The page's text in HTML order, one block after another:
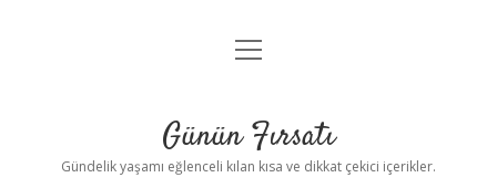
Anasayfa
Yasal Uyarı
menüyü
Günün Fırsatı
Gündelik yaşamı eğlenceli kılan kısa ve dikkat çekici içerikler.